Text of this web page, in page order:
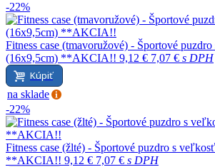
-22%
Fitness case (tmavoružové) - Športové
(16x9,5cm) **AKCIA!! 9,12 € 7,07 € s DPH
Kúpiť
na sklade
-22%
Fitness case (žlté) - Športové puzdro s
**AKCIA!! 9,12 € 7,07 € s DPH